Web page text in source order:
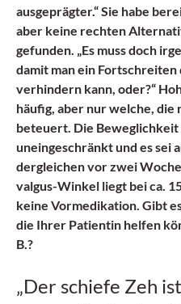
ausgeprägter.“ Sie habe
aber keine rechten
gefunden. „Es muss doch
damit man ein
verhindern kann, oder?“
häufig, aber nur welche, die
beteuert. Die Beweglichkeit
uneingeschränkt und es sei
dergleichen vor zwei
valgus-Winkel liegt bei ca.
keine Vormedikation. Gibt
die Ihrer Patientin helfen
B.?
„Der schiefe Zeh